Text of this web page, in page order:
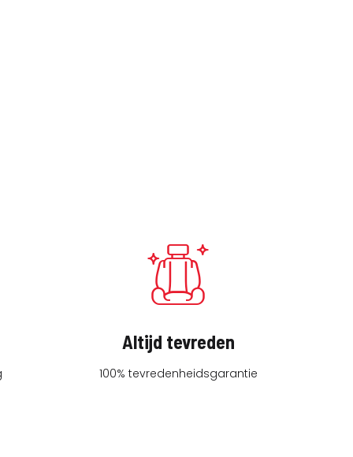
Altijd tevreden
100% tevredenheidsgarantie